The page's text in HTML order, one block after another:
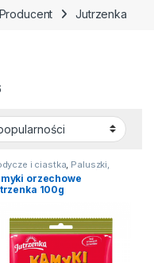
Jutrzenka
i ciastka Paluszki,
orzeszki , Inne słodycze
orzechowe
100g